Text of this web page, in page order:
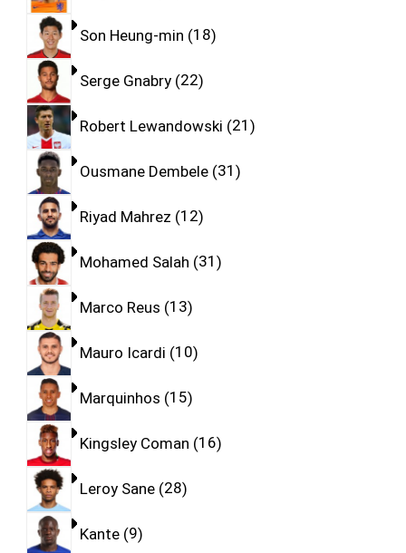
Son Heung-min 18
Serge Gnabry 22
Robert Lewandowski 21
Ousmane Dembele 31
Riyad Mahrez 12
Mohamed Salah 31
Marco Reus 13
Mauro Icardi 10
Marquinhos 15
Kingsley Coman 16
Leroy Sane 28
Kante 9